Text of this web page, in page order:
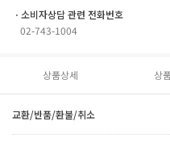
ㆍ소비자상담 관련 전화번호
02-743-1004
상품상세 상
교환/반품/환불/취소